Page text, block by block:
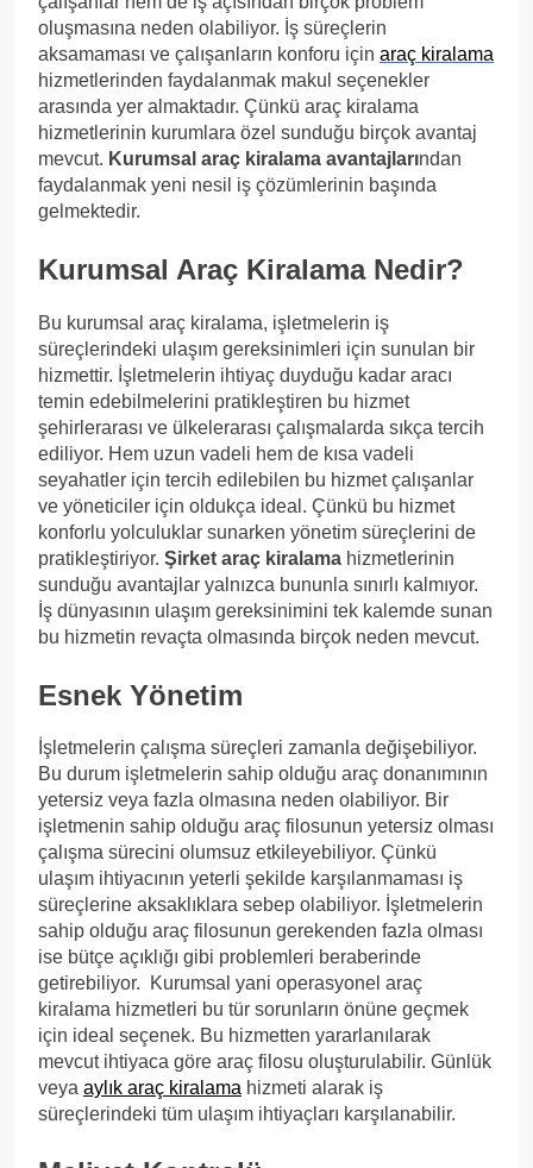
oluşmasına neden olabiliyor. İş süreçlerin
aksamaması ve çalışanların konforu için araç kiralama
hizmetlerinden faydalanmak makul seçenekler
arasında yer almaktadır. Çünkü araç kiralama
hizmetlerinin kurumlara özel sunduğu birçok avantaj
mevcut. Kurumsal araç kiralama avantajlarından
faydalanmak yeni nesil iş çözümlerinin başında
gelmektedir.
Kurumsal Araç Kiralama Nedir?
Bu kurumsal araç kiralama, işletmelerin iş
süreçlerindeki ulaşım gereksinimleri için sunulan bir
hizmettir. İşletmelerin ihtiyaç duyduğu kadar aracı
temin edebilmelerini pratikleştiren bu hizmet
şehirlerarası ve ülkelerarası çalışmalarda sıkça tercih
ediliyor. Hem uzun vadeli hem de kısa vadeli
seyahatler için tercih edilebilen bu hizmet çalışanlar
ve yöneticiler için oldukça ideal. Çünkü bu hizmet
konforlu yolculuklar sunarken yönetim süreçlerini de
pratikleştiriyor. Şirket araç kiralama hizmetlerinin
sunduğu avantajlar yalnızca bununla sınırlı kalmıyor.
İş dünyasının ulaşım gereksinimini tek kalemde sunan
bu hizmetin revaçta olmasında birçok neden mevcut.
Esnek Yönetim
İşletmelerin çalışma süreçleri zamanla değişebiliyor.
Bu durum işletmelerin sahip olduğu araç donanımının
yetersiz veya fazla olmasına neden olabiliyor. Bir
işletmenin sahip olduğu araç filosunun yetersiz olması
çalışma sürecini olumsuz etkileyebiliyor. Çünkü
ulaşım ihtiyacının yeterli şekilde karşılanmaması iş
süreçlerine aksaklıklara sebep olabiliyor. İşletmelerin
sahip olduğu araç filosunun gerekenden fazla olması
ise bütçe açıklığı gibi problemleri beraberinde
getirebiliyor. Kurumsal yani operasyonel araç
kiralama hizmetleri bu tür sorunların önüne geçmek
için ideal seçenek. Bu hizmetten yararlanılarak
mevcut ihtiyaca göre araç filosu oluşturulabilir. Günlük
veya aylık araç kiralama hizmeti alarak iş
süreçlerindeki tüm ulaşım ihtiyaçları karşılanabilir.